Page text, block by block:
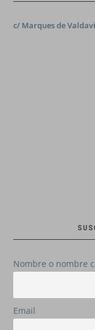
c/ Marques de
Nombre o nombre
Email